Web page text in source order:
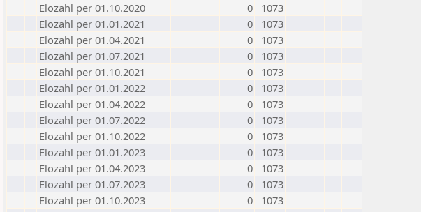
Elozahl per 01.10.2020
0
1073
Elozahl per 01.01.2021
0
1073
Elozahl per 01.04.2021
0
1073
Elozahl per 01.07.2021
0
1073
Elozahl per 01.10.2021
0
1073
Elozahl per 01.01.2022
0
1073
Elozahl per 01.04.2022
0
1073
Elozahl per 01.07.2022
0
1073
Elozahl per 01.10.2022
0
1073
Elozahl per 01.01.2023
0
1073
Elozahl per 01.04.2023
0
1073
Elozahl per 01.07.2023
0
1073
Elozahl per 01.10.2023
0
1073